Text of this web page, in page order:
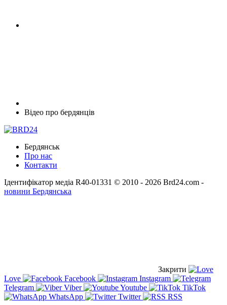
Відео про бердянців
Бердянськ
Про нас
Контакти
Ідентифікатор медіа R40-01331 © 2010 - 2026 Brd24.com -
новини Бердянська
Закрити
Love
Facebook
Instagram
Telegram
Viber Youtube
TikTok
WhatsApp
Twitter RSS